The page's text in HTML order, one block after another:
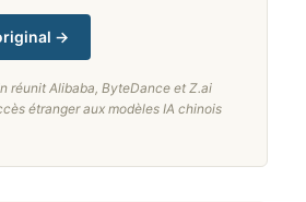
→
réunit Alibaba, ByteDance et Z.ai
étranger aux modèles IA chinois